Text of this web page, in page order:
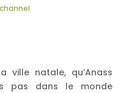
ville natale, qu’Anass
pas dans le monde